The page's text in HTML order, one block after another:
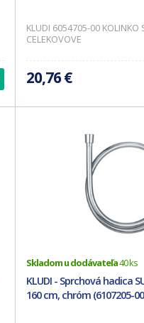
KLUDI 6054705-00 KOLINKO
CELEKOVOVE
20,76 €
Skladom u dodávateľa40 ks
KLUDI - Sprchová hadica
160 cm, chróm (6107205-